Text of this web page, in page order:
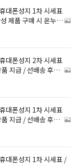
제품 구매 시 온누리
합니다
지급 / 선배송 후결
지급 / 선배송 후결